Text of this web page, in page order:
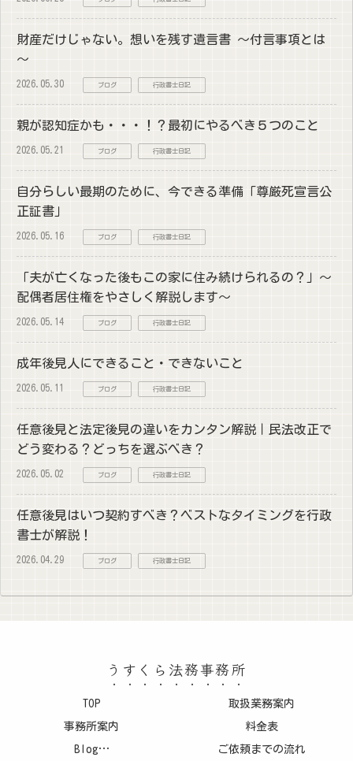
財産だけじゃない。想いを残す遺言書 ～付言事項とは
～
2026.05.30 ブログ 行政書士日記
親が認知症かも・・・！？最初にやるべき５つのこと
2026.05.21 ブログ 行政書士日記
自分らしい最期のために、今できる準備「尊厳死宣言公
正証書」
2026.05.16 ブログ 行政書士日記
「夫が亡くなった後もこの家に住み続けられるの？」～
配偶者居住権をやさしく解説します～
2026.05.14 ブログ 行政書士日記
成年後見人にできること・できないこと
2026.05.11 ブログ 行政書士日記
任意後見と法定後見の違いをカンタン解説｜民法改正で
どう変わる？どっちを選ぶべき？
2026.05.02 ブログ 行政書士日記
任意後見はいつ契約すべき？ベストなタイミングを行政
書士が解説！
2026.04.29 ブログ 行政書士日記
うすくら法務事務所
TOP 取扱業務案内
事務所案内 料金表
Blog… ご依頼までの流れ